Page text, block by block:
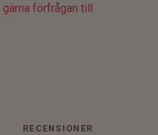
förfrågan till
RECENSIONER